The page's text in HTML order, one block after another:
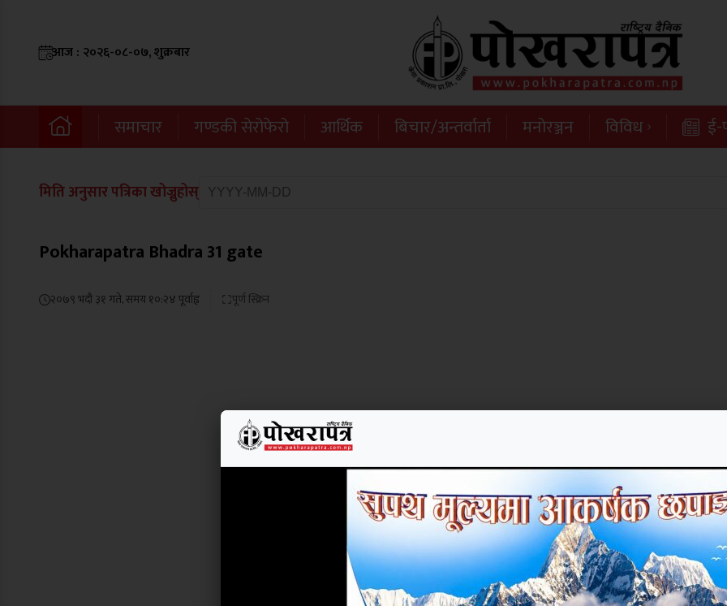
आज : २०२६-०८-०७, शुक्रबार
समाचार गण्डकी सेरोफेरो आर्थिक बिचार/अन्तर्वार्ता मनोरञ्जन विविध ई-
मिति अनुसार पत्रिका खोज्नुहोस्
Pokharapatra Bhadra 31 gate
२०७९ भदौ ३१ गते, समय १०:२४ पूर्वाह्न पूर्ण स्क्रिन